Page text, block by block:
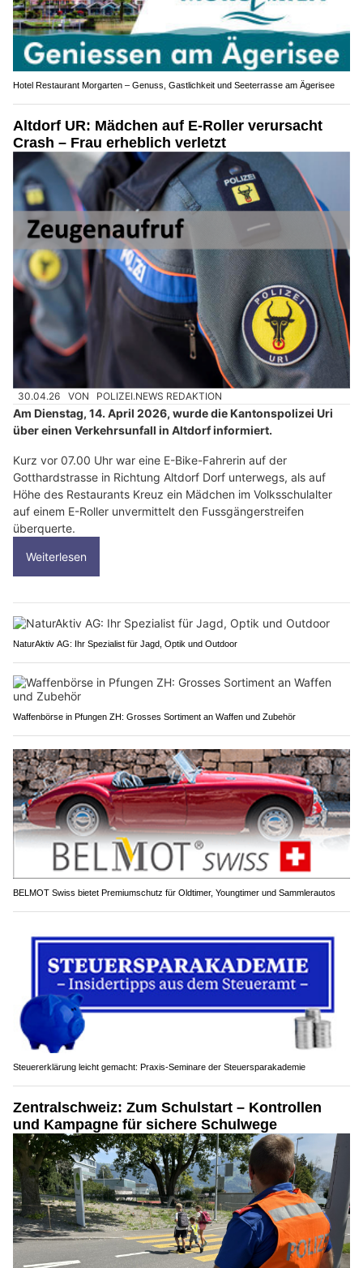
Hotel Restaurant Morgarten – Genuss, Gastlichkeit und Seeterrasse am Ägerisee
Altdorf UR: Mädchen auf E-Roller verursacht
Crash – Frau erheblich verletzt
30.04.26 VON POLIZEI.NEWS REDAKTION
Am Dienstag, 14. April 2026, wurde die Kantonspolizei Uri
über einen Verkehrsunfall in Altdorf informiert.
Kurz vor 07.00 Uhr war eine E-Bike-Fahrerin auf der
Gotthardstrasse in Richtung Altdorf Dorf unterwegs, als auf
Höhe des Restaurants Kreuz ein Mädchen im Volksschulalter
auf einem E-Roller unvermittelt den Fussgängerstreifen
überquerte.
Weiterlesen
NaturAktiv AG: Ihr Spezialist für Jagd, Optik und Outdoor
Waffenbörse in Pfungen ZH: Grosses Sortiment an Waffen und Zubehör
BELMOT Swiss bietet Premiumschutz für Oldtimer, Youngtimer und Sammlerautos
Steuererklärung leicht gemacht: Praxis-Seminare der Steuersparakademie
Zentralschweiz: Zum Schulstart – Kontrollen
und Kampagne für sichere Schulwege